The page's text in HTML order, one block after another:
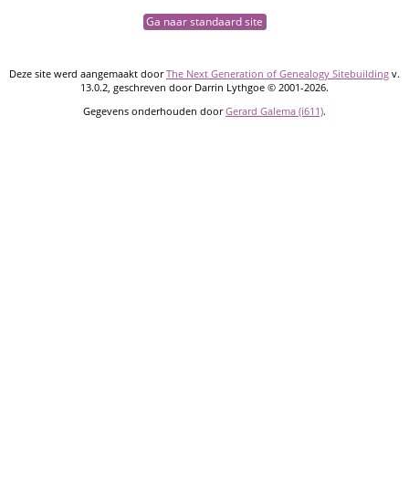
Ga naar standaard site
Deze site werd aangemaakt doorThe Next Generation of Genealogy Sitebuilding v.
13.0.2, geschreven door Darrin Lythgoe © 2001-2026.
Gegevens onderhouden doorGerard Galema (i611).